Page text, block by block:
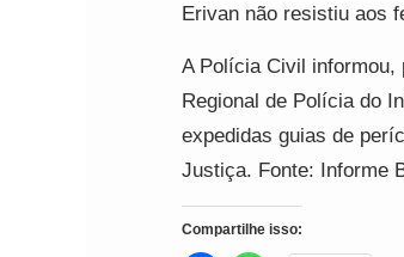
Erivan não resistiu aos
A Polícia Civil informou,
Regional de Polícia do
expedidas guias de
Justiça. Fonte: Informe
Compartilhe isso: